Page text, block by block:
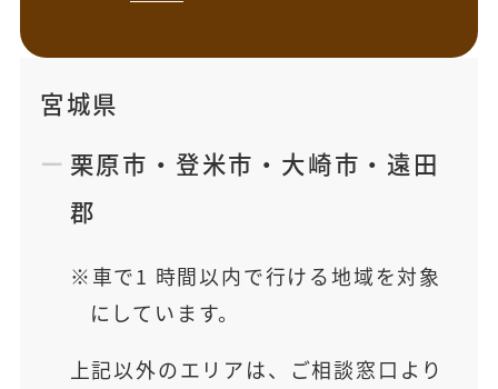
宮城県
栗原市 ・ 登米市 ・ 大崎市 ・ 遠田
郡
車で1 時間以内で行ける地域を対象
にしています。
上記以外のエリアは、ご相談窓口より